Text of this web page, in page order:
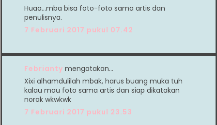
Huaa...mba bisa foto-foto sama artis dan
penulisnya.
7 Februari 2017 pukul 07.42
Febrianty mengatakan…
Xixi alhamdulilah mbak, harus buang muka tuh
kalau mau foto sama artis dan siap dikatakan
norak wkwkwk
7 Februari 2017 pukul 23.53